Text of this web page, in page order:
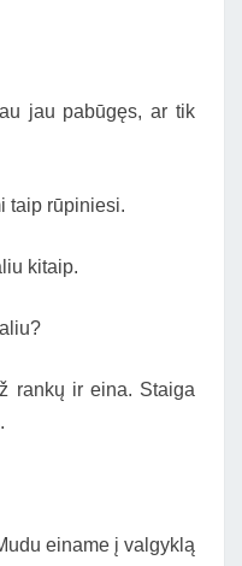
jau pabūgęs, ar tik
taip rūpiniesi.
kitaip.
rankų ir eina. Staiga
einame į valgyklą